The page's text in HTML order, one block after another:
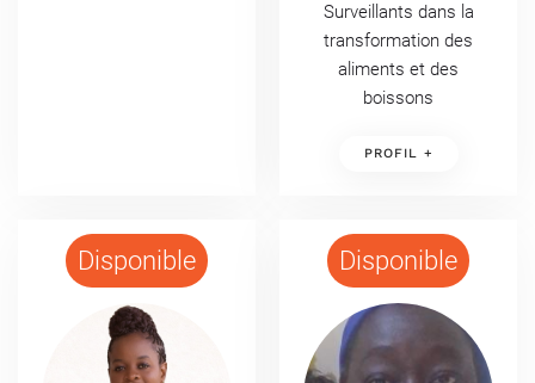
Surveillants dans la
transformation des
aliments et des
boissons
PROFIL +
Disponible Disponible